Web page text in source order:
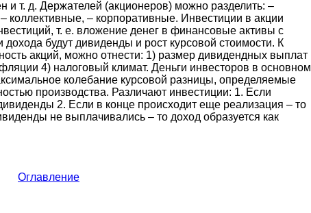
и т. д. Держателей (акционеров) можно разделить: –
коллективные, – корпоративные. Инвестиции в акции
т. е. вложение денег в финансовые активы с
будут дивиденды и рост курсовой стоимости. К
акций, можно отнести: 1) размер дивидендных выплат
4) налоговый климат. Деньги инвесторов в основном
колебание курсовой разницы, определяемые
производства. Различают инвестиции: 1. Если
2. Если в конце происходит еще реализация – то
не выплачивались – то доход образуется как
Оглавление